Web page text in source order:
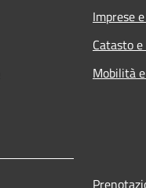
Imprese
Catasto
Mobilità